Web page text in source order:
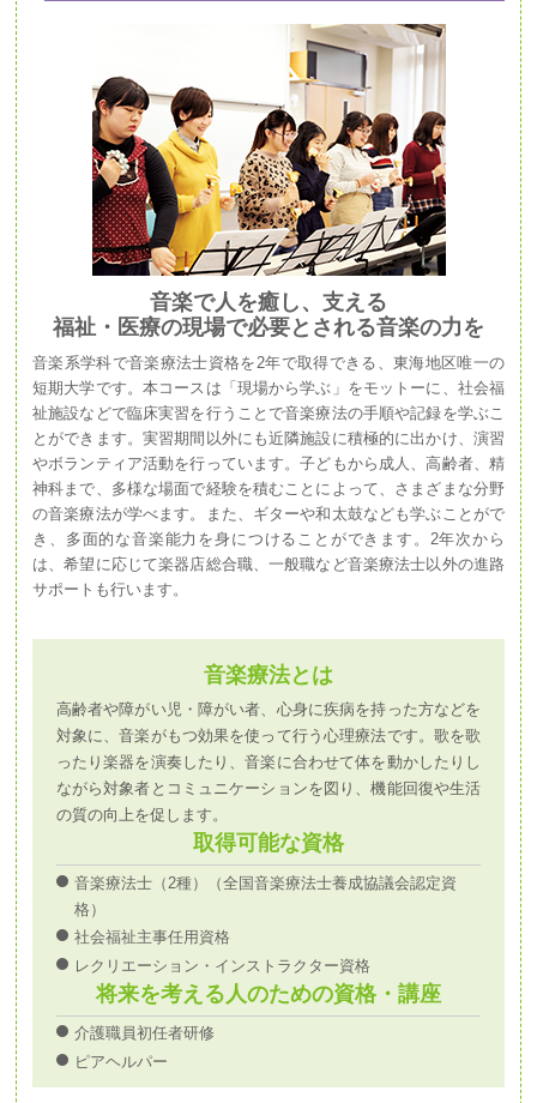
音楽で人を癒し、支える
福祉・医療の現場で必要とされる音楽の力を
音楽系学科で音楽療法士資格を2年で取得できる、東海地区唯一の
短期大学です。本コースは「現場から学ぶ」をモットーに、社会福
祉施設などで臨床実習を行うことで音楽療法の手順や記録を学ぶこ
とができます。実習期間以外にも近隣施設に積極的に出かけ、演習
やボランティア活動を行っています。子どもから成人、高齢者、精
神科まで、多様な場面で経験を積むことによって、さまざまな分野
の音楽療法が学べます。また、ギターや和太鼓なども学ぶことがで
き、多面的な音楽能力を身につけることができます。2年次から
は、希望に応じて楽器店総合職、一般職など音楽療法士以外の進路
サポートも行います。
音楽療法とは
高齢者や障がい児・障がい者、心身に疾病を持った方などを
対象に、音楽がもつ効果を使って行う心理療法です。歌を歌
ったり楽器を演奏したり、音楽に合わせて体を動かしたりし
ながら対象者とコミュニケーションを図り、機能回復や生活
の質の向上を促します。
取得可能な資格
音楽療法士（2種）（全国音楽療法士養成協議会認定資
格）
社会福祉主事任用資格
レクリエーション・インストラクター資格
将来を考える人のための資格・講座
介護職員初任者研修
ピアヘルパー